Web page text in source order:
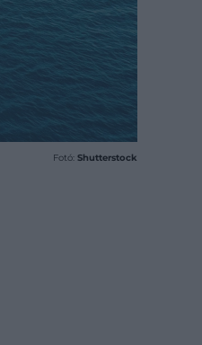
Fotó: Shutterstock